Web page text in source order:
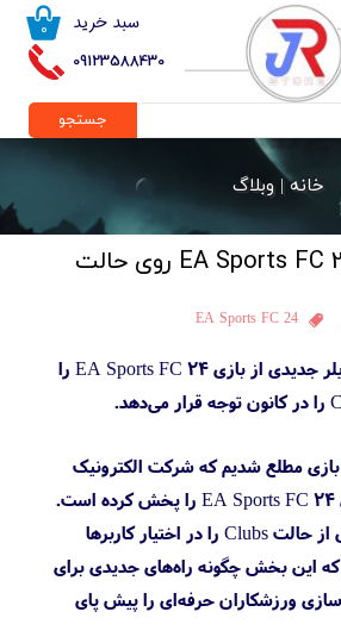
09123588430
۰ سبد خرید
جستجو
خانه |وبلاگ
تمرکز تریلر بازی EA Sports FC 24 روی حالت
EA Sports FC 24
شرکت الکترونیک آرتز تریلر جدیدی از بازی EA Sports FC 24 را
بازی مطلع شدیم که شرکت الکترونیک
آرتز تریلر جدیدی از بازی EA Sports FC 24 را پخش کرده است.
این تریلر جزئیات بیشتری از حالت Clubs را در اختیار کاربرها
این بخش چگونه راه‌های جدیدی برای
ورزشکاران حرفه‌ای را پیش پای